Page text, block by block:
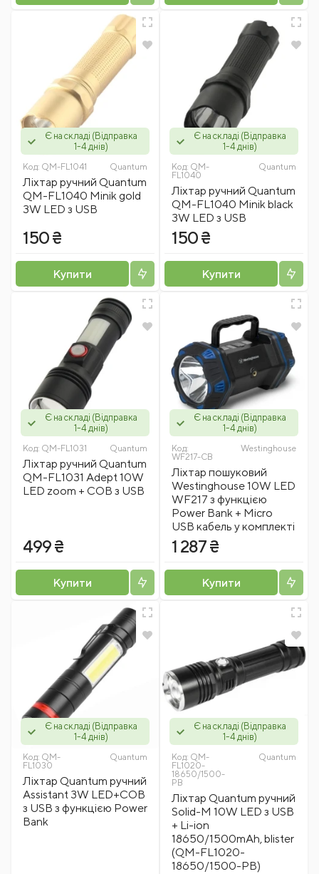
Є на складі (Відправка
1-4 днів)
Код: QM-FL1041 Quantum
Ліхтар ручний Quantum
QM-FL1040 Minik gold
3W LED з USB
150 ₴
Купити
Є на складі (Відправка
1-4 днів)
Код: QM-
FL1040
Quantum
Ліхтар ручний Quantum
QM-FL1040 Minik black
3W LED з USB
150 ₴
Купити
Є на складі (Відправка
1-4 днів)
Код: QM-FL1031 Quantum
Ліхтар ручний Quantum
QM-FL1031 Adept 10W
LED zoom + COB з USB
499 ₴
Купити
Є на складі (Відправка
1-4 днів)
Код:
WF217-CB
Westinghousе
Ліхтар пошуковий
Westinghouse 10W LED
WF217 з функцією
Power Bank + Micro
USB кабель у комплекті
1 287 ₴
Купити
Є на складі (Відправка
1-4 днів)
Код: QM-
FL1030
Quantum
Ліхтар Quantum ручний
Assistant 3W LED+COB
з USB з функцією Power
Bank
Є на складі (Відправка
1-4 днів)
Код: QM-
FL1020-
18650/1500-
PB
Quantum
Ліхтар Quantum ручний
Solid-M 10W LED з USB
+ Li-ion
18650/1500mAh, blister
(QM-FL1020-
18650/1500-PB)